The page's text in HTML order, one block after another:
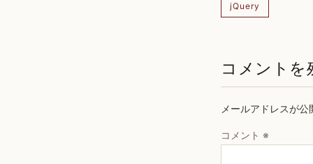
jQuery
コメントを
メールアドレスが公
コメント ※